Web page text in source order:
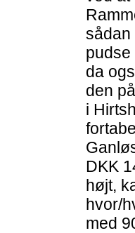
sådan
pudse
da
den
i
DKK
højt,
hvor/
med